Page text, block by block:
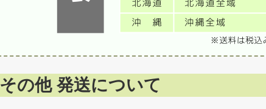
その他 発送について